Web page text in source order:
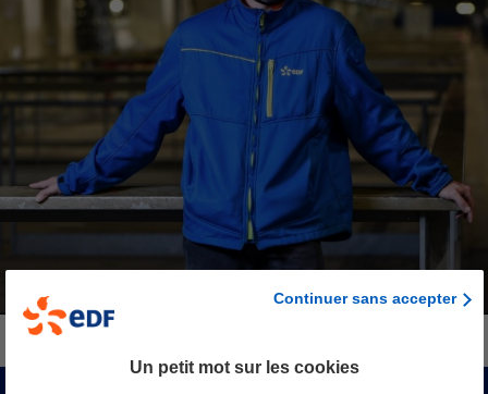
Continuer sans accepter
Un petit mot sur les cookies